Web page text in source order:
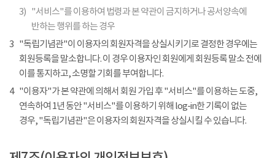
3) "서비스"를 이용하여 법령과 본 약관이 금지하거나 공서양속에
반하는 행위를 하는 경우
3 "독립기념관"이 이용자의 회원자격을 상실시키기로 결정한 경우에는
회원등록을 말소합니다. 이 경우 이용자인 회원에게 회원등록 말소 전에
이를 통지하고, 소명할 기회를 부여합니다.
4
"이용자"가 본 약관에 의해서 회원 가입 후 "서비스"를 이용하는 도중,
연속하여 1년 동안 "서비스"를 이용하기 위해 log-in한 기록이 없는
경우, "독립기념관"은 이용자의 회원자격을 상실시킬 수 있습니다.